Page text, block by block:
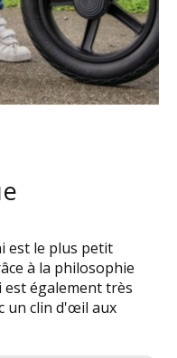
est le plus petit
à la philosophie
est également très
un clin d'œil aux